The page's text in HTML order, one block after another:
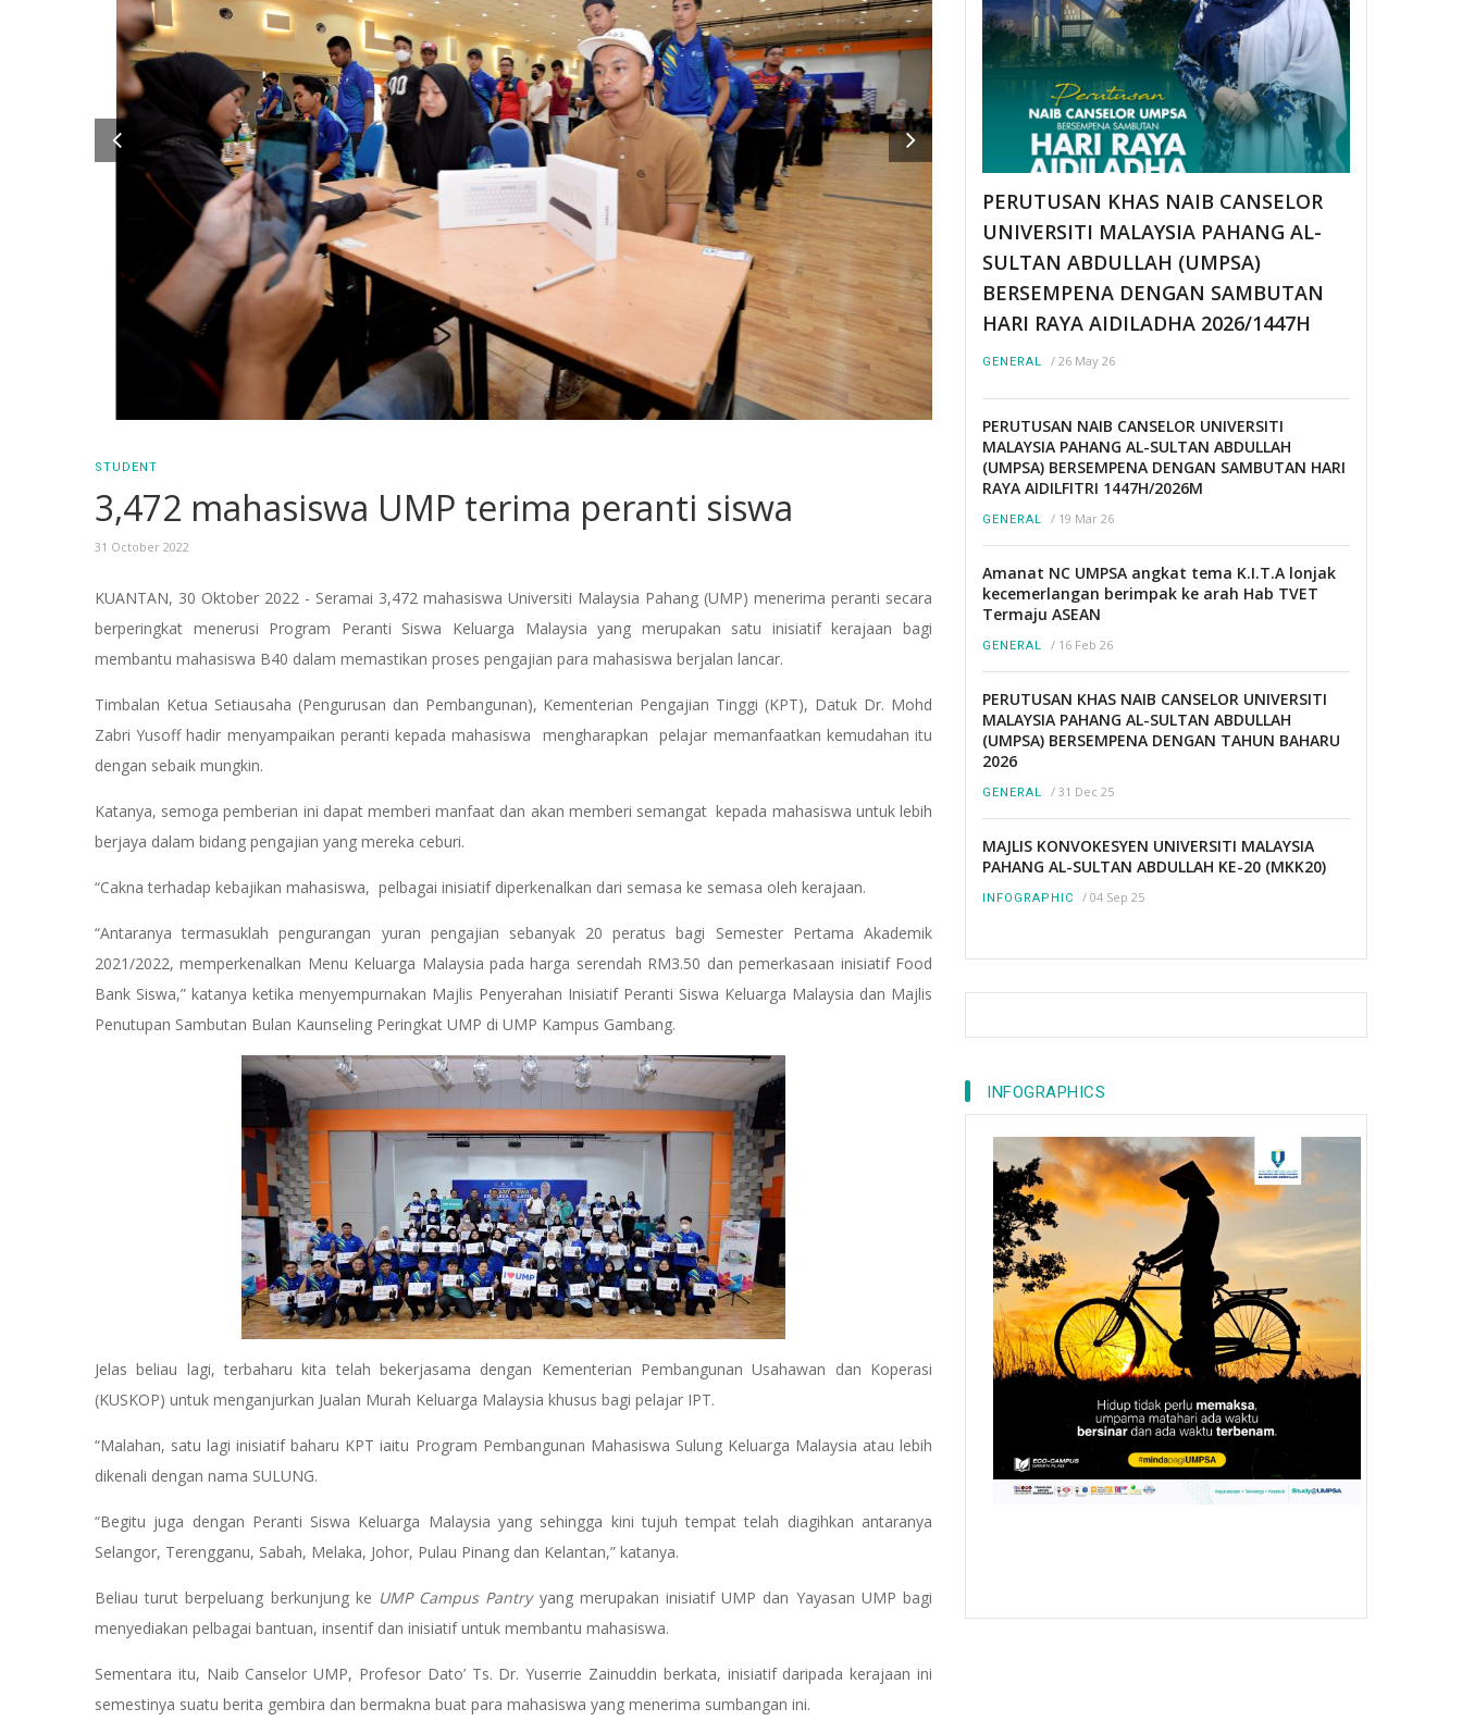
STUDENT
3,472 mahasiswa UMP terima peranti siswa
31 October 2022
KUANTAN, 30 Oktober 2022 - Seramai 3,472 mahasiswa Universiti Malaysia Pahang (UMP) menerima peranti secara
berperingkat menerusi Program Peranti Siswa Keluarga Malaysia yang merupakan satu inisiatif kerajaan bagi
membantu mahasiswa B40 dalam memastikan proses pengajian para mahasiswa berjalan lancar.
Timbalan Ketua Setiausaha (Pengurusan dan Pembangunan), Kementerian Pengajian Tinggi (KPT), Datuk Dr. Mohd
Zabri Yusoff hadir menyampaikan peranti kepada mahasiswa mengharapkan pelajar memanfaatkan kemudahan itu
dengan sebaik mungkin.
Katanya, semoga pemberian ini dapat memberi manfaat dan akan memberi semangat kepada mahasiswa untuk lebih
berjaya dalam bidang pengajian yang mereka ceburi.
“Cakna terhadap kebajikan mahasiswa, pelbagai inisiatif diperkenalkan dari semasa ke semasa oleh kerajaan.
“Antaranya termasuklah pengurangan yuran pengajian sebanyak 20 peratus bagi Semester Pertama Akademik
2021/2022, memperkenalkan Menu Keluarga Malaysia pada harga serendah RM3.50 dan pemerkasaan inisiatif Food
Bank Siswa,” katanya ketika menyempurnakan Majlis Penyerahan Inisiatif Peranti Siswa Keluarga Malaysia dan Majlis
Penutupan Sambutan Bulan Kaunseling Peringkat UMP di UMP Kampus Gambang.
Jelas beliau lagi, terbaharu kita telah bekerjasama dengan Kementerian Pembangunan Usahawan dan Koperasi
(KUSKOP) untuk menganjurkan Jualan Murah Keluarga Malaysia khusus bagi pelajar IPT.
“Malahan, satu lagi inisiatif baharu KPT iaitu Program Pembangunan Mahasiswa Sulung Keluarga Malaysia atau lebih
dikenali dengan nama SULUNG.
“Begitu juga dengan Peranti Siswa Keluarga Malaysia yang sehingga kini tujuh tempat telah diagihkan antaranya
Selangor, Terengganu, Sabah, Melaka, Johor, Pulau Pinang dan Kelantan,” katanya.
Beliau turut berpeluang berkunjung ke UMP Campus Pantryyang merupakan inisiatif UMP dan Yayasan UMP bagi
menyediakan pelbagai bantuan, insentif dan inisiatif untuk membantu mahasiswa.
Sementara itu, Naib Canselor UMP, Profesor Dato’ Ts. Dr. Yuserrie Zainuddin berkata, inisiatif daripada kerajaan ini
semestinya suatu berita gembira dan bermakna buat para mahasiswa yang menerima sumbangan ini.
PERUTUSAN KHAS NAIB CANSELOR
UNIVERSITI MALAYSIA PAHANG AL-
SULTAN ABDULLAH (UMPSA)
BERSEMPENA DENGAN SAMBUTAN
HARI RAYA AIDILADHA 2026/1447H
GENERAL / 26 May 26
PERUTUSAN NAIB CANSELOR UNIVERSITI
MALAYSIA PAHANG AL-SULTAN ABDULLAH
(UMPSA) BERSEMPENA DENGAN SAMBUTAN HARI
RAYA AIDILFITRI 1447H/2026M
GENERAL / 19 Mar 26
Amanat NC UMPSA angkat tema K.I.T.A lonjak
kecemerlangan berimpak ke arah Hab TVET
Termaju ASEAN
GENERAL / 16 Feb 26
PERUTUSAN KHAS NAIB CANSELOR UNIVERSITI
MALAYSIA PAHANG AL-SULTAN ABDULLAH
(UMPSA) BERSEMPENA DENGAN TAHUN BAHARU
2026
GENERAL / 31 Dec 25
MAJLIS KONVOKESYEN UNIVERSITI MALAYSIA
PAHANG AL-SULTAN ABDULLAH KE-20 (MKK20)
INFOGRAPHIC / 04 Sep 25
INFOGRAPHICS